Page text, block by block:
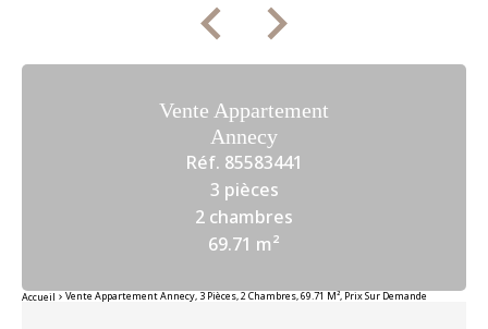
Vente Appartement
Annecy
Réf. 85583441
3 pièces
2 chambres
69.71 m²
Accueil Vente Appartement Annecy, 3 Pièces, 2 Chambres, 69.71 M², Prix Sur Demande